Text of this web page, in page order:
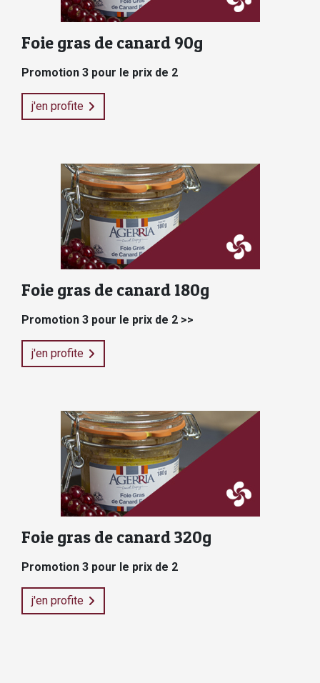
Foie gras de canard 90g
Promotion 3 pour le prix de 2
j'en profite
Foie gras de canard 180g
Promotion 3 pour le prix de 2 >>
j'en profite
Foie gras de canard 320g
Promotion 3 pour le prix de 2
j'en profite